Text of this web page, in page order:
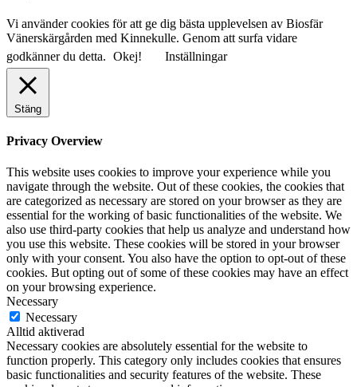
Vi använder cookies för att ge dig bästa upplevelsen av Biosfär
Vänerskärgården med Kinnekulle. Genom att surfa vidare
godkänner du detta. Okej! Inställningar
Stäng
Privacy Overview
This website uses cookies to improve your experience while you
navigate through the website. Out of these cookies, the cookies that
are categorized as necessary are stored on your browser as they are
essential for the working of basic functionalities of the website. We
also use third-party cookies that help us analyze and understand how
you use this website. These cookies will be stored in your browser
only with your consent. You also have the option to opt-out of these
cookies. But opting out of some of these cookies may have an effect
on your browsing experience.
Necessary
Necessary
Alltid aktiverad
Necessary cookies are absolutely essential for the website to
function properly. This category only includes cookies that ensures
basic functionalities and security features of the website. These